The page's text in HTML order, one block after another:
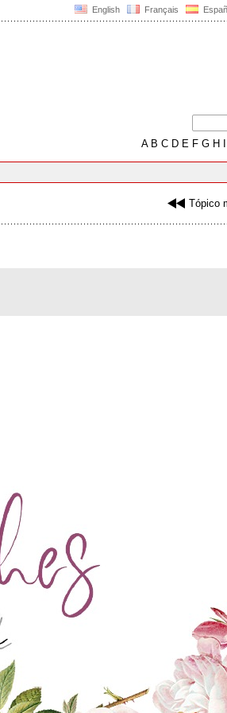
English Français
AB C D E F G H
Tópico